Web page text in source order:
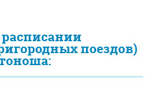
поездов)